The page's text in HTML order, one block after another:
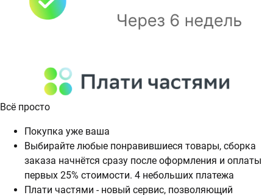
Всё просто
Покупка уже ваша
Выбирайте любые понравившиеся товары, сборка
заказа начнётся сразу после оформления и оплаты
первых 25% стоимости. 4 небольших платежа
Плати частями - новый сервис, позволяющий